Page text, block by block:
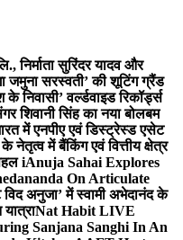
निर्माता सुरिंदर यादव और
जमुना सरस्वती’ की शूटिंग ग्रैंड
निवासी’ वर्ल्डवाइड रिकॉर्ड्स
शिवानी सिंह का नया बोलबम
में एनपीए एवं डिस्ट्रेस्ड एसेट
नेतृत्व में बैंकिंग एवं वित्तीय क्षेत्र
iAnuja Sahai Explores
On Articulate
अनुजा’ में स्वामी अभेदानंद के
Nat Habit LIVE
Sanjana Sanghi In An